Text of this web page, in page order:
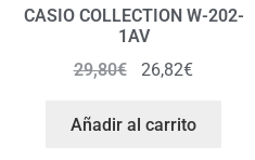
CASIO COLLECTION W-202-
1AV
29,80€ 26,82€
Añadir al carrito